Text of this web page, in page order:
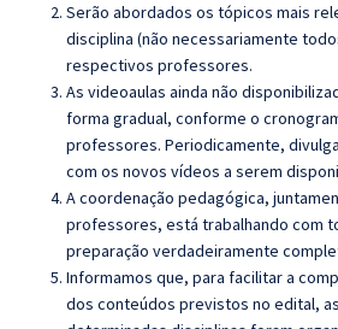
Serão abordados os tópicos mais
disciplina (não necessariamente
respectivos professores.
As videoaulas ainda não
forma gradual, conforme o
professores. Periodicamente,
com os novos vídeos a serem
A coordenação pedagógica,
professores, está trabalhando com
preparação verdadeiramente
Informamos que, para facilitar a
dos conteúdos previstos no edital,